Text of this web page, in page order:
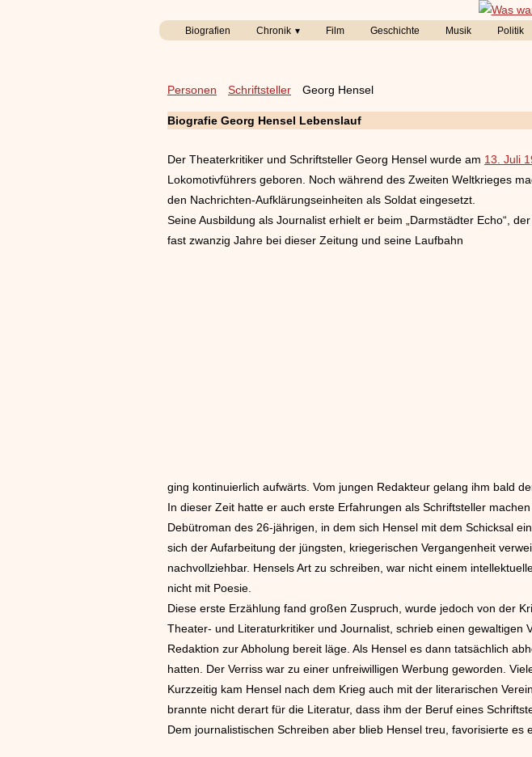
Biografien Chronik Film Geschichte Musik Politik
Personen Schriftsteller Georg Hensel
Biografie Georg Hensel Lebenslauf
Der Theaterkritiker und Schriftsteller Georg Hensel wurde am 13. Juli
Lokomotivführers geboren. Noch während des Zweiten Weltkrieges
den Nachrichten-Aufklärungseinheiten als Soldat eingesetzt.
Seine Ausbildung als Journalist erhielt er beim „Darmstädter Echo“,
fast zwanzig Jahre bei dieser Zeitung und seine Laufbahn
ging kontinuierlich aufwärts. Vom jungen Redakteur gelang ihm bald
In dieser Zeit hatte er auch erste Erfahrungen als Schriftsteller
Debütroman des 26-jährigen, in dem sich Hensel mit dem Schicksal
sich der Aufarbeitung der jüngsten, kriegerischen Vergangenheit
nachvollziehbar. Hensels Art zu schreiben, war nicht einem
nicht mit Poesie.
Diese erste Erzählung fand großen Zuspruch, wurde jedoch von der
Theater- und Literaturkritiker und Journalist, schrieb einen
Redaktion zur Abholung bereit läge. Als Hensel es dann tatsächlich
hatten. Der Verriss war zu einer unfreiwilligen Werbung geworden.
Kurzzeitig kam Hensel nach dem Krieg auch mit der literarischen
brannte nicht derart für die Literatur, dass ihm der Beruf eines
Dem journalistischen Schreiben aber blieb Hensel treu, favorisierte es